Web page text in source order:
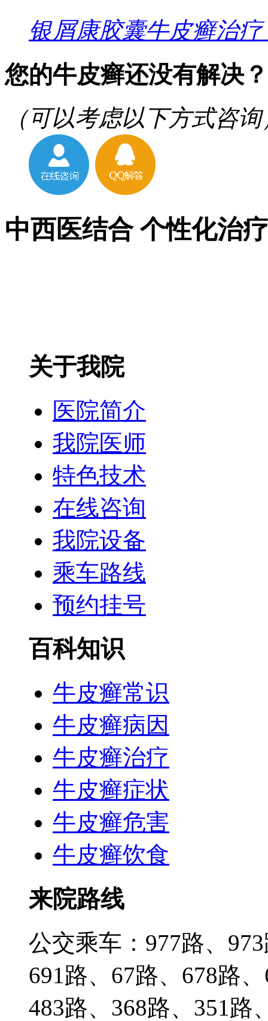
银屑康胶囊牛皮癣治疗
您的牛皮癣还没有解决？
（可以考虑以下方式咨询
中西医结合 个性化治
关于我院
医院简介
我院医师
特色技术
在线咨询
我院设备
乘车路线
预约挂号
百科知识
牛皮癣常识
牛皮癣病因
牛皮癣治疗
牛皮癣症状
牛皮癣危害
牛皮癣饮食
来院路线
公交乘车：977路、
691路、67路、678路
483路、368路、351路